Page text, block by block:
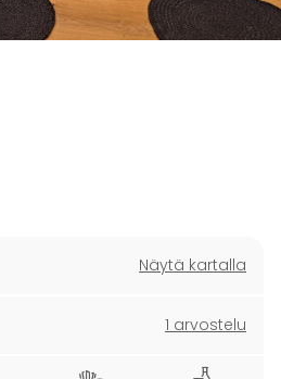
Näytä kartalla
1 arvostelu